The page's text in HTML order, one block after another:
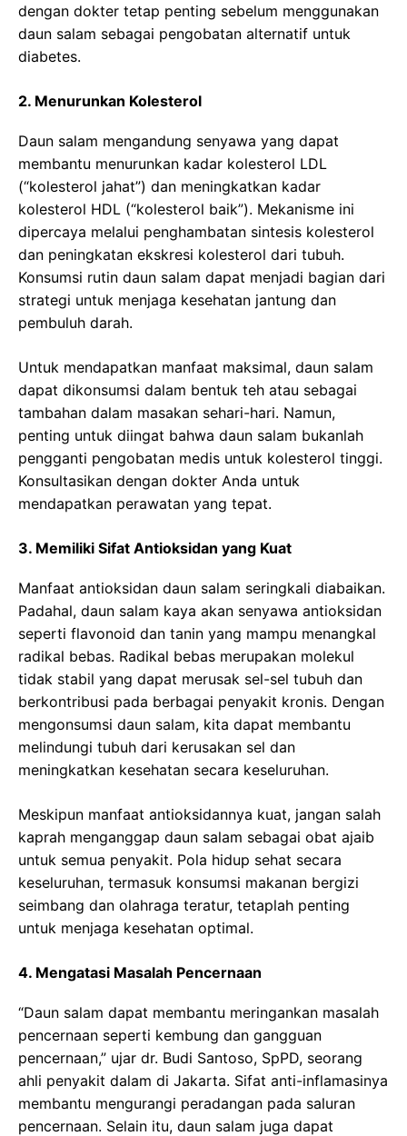
dengan dokter tetap penting sebelum menggunakan
daun salam sebagai pengobatan alternatif untuk
diabetes.
2. Menurunkan Kolesterol
Daun salam mengandung senyawa yang dapat
membantu menurunkan kadar kolesterol LDL
(“kolesterol jahat”) dan meningkatkan kadar
kolesterol HDL (“kolesterol baik”). Mekanisme ini
dipercaya melalui penghambatan sintesis kolesterol
dan peningkatan ekskresi kolesterol dari tubuh.
Konsumsi rutin daun salam dapat menjadi bagian dari
strategi untuk menjaga kesehatan jantung dan
pembuluh darah.
Untuk mendapatkan manfaat maksimal, daun salam
dapat dikonsumsi dalam bentuk teh atau sebagai
tambahan dalam masakan sehari-hari. Namun,
penting untuk diingat bahwa daun salam bukanlah
pengganti pengobatan medis untuk kolesterol tinggi.
Konsultasikan dengan dokter Anda untuk
mendapatkan perawatan yang tepat.
3. Memiliki Sifat Antioksidan yang Kuat
Manfaat antioksidan daun salam seringkali diabaikan.
Padahal, daun salam kaya akan senyawa antioksidan
seperti flavonoid dan tanin yang mampu menangkal
radikal bebas. Radikal bebas merupakan molekul
tidak stabil yang dapat merusak sel-sel tubuh dan
berkontribusi pada berbagai penyakit kronis. Dengan
mengonsumsi daun salam, kita dapat membantu
melindungi tubuh dari kerusakan sel dan
meningkatkan kesehatan secara keseluruhan.
Meskipun manfaat antioksidannya kuat, jangan salah
kaprah menganggap daun salam sebagai obat ajaib
untuk semua penyakit. Pola hidup sehat secara
keseluruhan, termasuk konsumsi makanan bergizi
seimbang dan olahraga teratur, tetaplah penting
untuk menjaga kesehatan optimal.
4. Mengatasi Masalah Pencernaan
“Daun salam dapat membantu meringankan masalah
pencernaan seperti kembung dan gangguan
pencernaan,” ujar dr. Budi Santoso, SpPD, seorang
ahli penyakit dalam di Jakarta. Sifat anti-inflamasinya
membantu mengurangi peradangan pada saluran
pencernaan. Selain itu, daun salam juga dapat